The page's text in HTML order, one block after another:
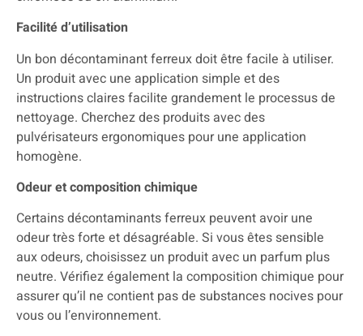
Facilité d’utilisation
Un bon décontaminant ferreux doit être facile à utiliser.
Un produit avec une application simple et des
instructions claires facilite grandement le processus de
nettoyage. Cherchez des produits avec des
pulvérisateurs ergonomiques pour une application
homogène.
Odeur et composition chimique
Certains décontaminants ferreux peuvent avoir une
odeur très forte et désagréable. Si vous êtes sensible
aux odeurs, choisissez un produit avec un parfum plus
neutre. Vérifiez également la composition chimique pour
assurer qu’il ne contient pas de substances nocives pour
vous ou l’environnement.